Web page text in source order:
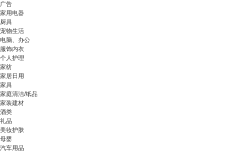
广告
家用电器
厨具
宠物生活
电脑、办公
服饰内衣
个人护理
家纺
家居日用
家具
家庭清洁/纸品
家装建材
酒类
礼品
美妆护肤
母婴
汽车用品